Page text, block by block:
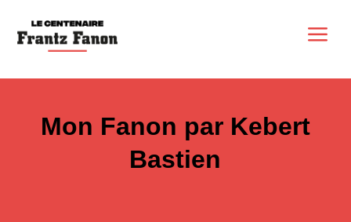
a
Mon Fanon par Kebert
Bastien